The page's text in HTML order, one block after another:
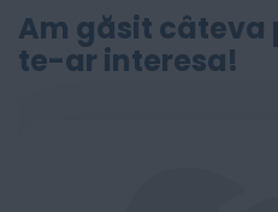
Am găsit câteva
te-ar interesa!